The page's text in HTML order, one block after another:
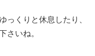
っくりと休息したり、
さいね。